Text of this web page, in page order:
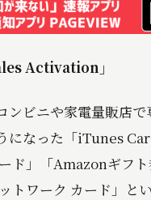
Activation」
ンビニや家電量販店
になった「iTunes
ド」「Amazonギフ
トワーク カード」と